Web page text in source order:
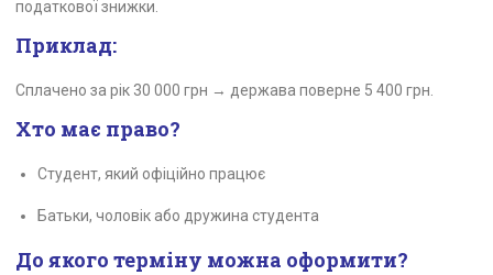
податкової знижки.
Приклад:
Сплачено за рік 30 000 грн → держава поверне 5 400 грн.
Хто має право?
Студент, який офіційно працює
Батьки, чоловік або дружина студента
До якого терміну можна оформити?